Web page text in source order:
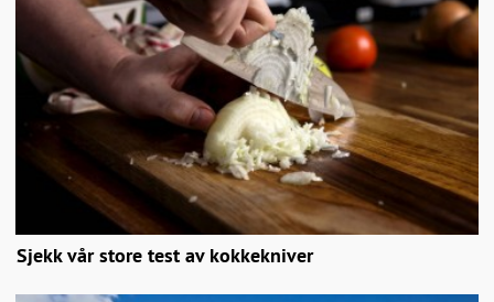
Sjekk vår store test av kokkekniver